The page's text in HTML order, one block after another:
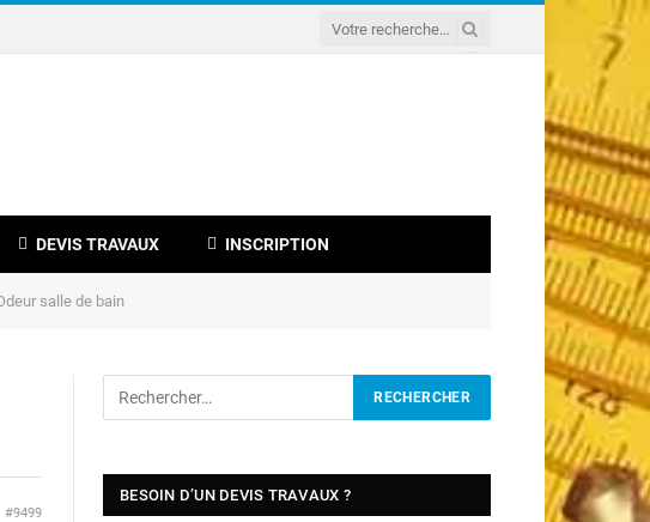
DEVIS TRAVAUX INSCRIPTION
salle de bain
#9499
BESOIN D’UN DEVIS TRAVAUX ?